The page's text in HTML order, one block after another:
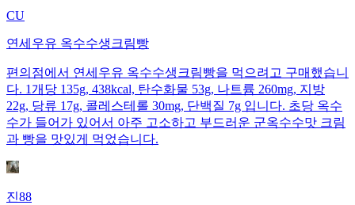
CU
연세우유 옥수수생크림빵
편의점에서 연세우유 옥수수생크림빵을 먹으려고 구매했습니
다. 1개당 135g, 438kcal, 탄수화물 53g, 나트륨 260mg, 지방
22g, 당류 17g, 콜레스테롤 30mg, 단백질 7g 입니다. 초당 옥수
수가 들어가 있어서 아주 고소하고 부드러운 군옥수수맛 크림
과 빵을 맛있게 먹었습니다.
진88